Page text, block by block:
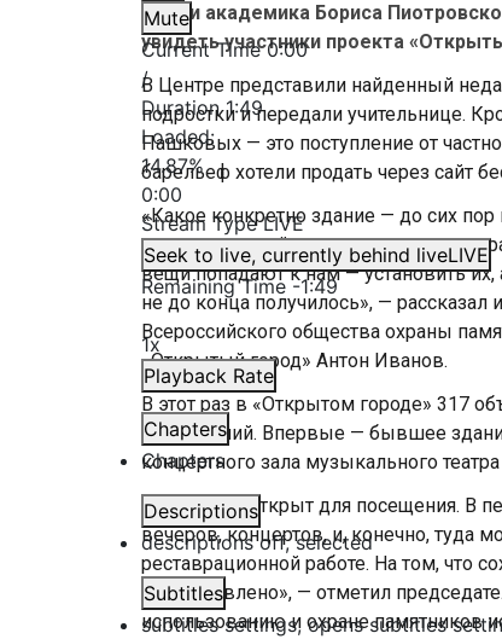
Mute
Current Time0:00
/
Duration1:49
Loaded:
14.87%
0:00
Stream TypeLIVE
Seek to live, currently behind liveLIVE
Remaining Time-1:49
1x
Playback Rate
Chapters
Chapters
Descriptions
descriptions off, selected
Subtitles
subtitles settings, opens subtitles
имени академика Бориса
увидеть участники проекта
В Центре представили найденный
подростки и передали учительнице.
Пашковых — это поступление от
барельеф хотели продать через сайт
«Какое конкретно здание — до сих
предположений, это тоже интересная
вещи попадают к нам — установить их,
не до конца получилось», — рассказал
Всероссийского общества охраны
«Открытый город» Антон Иванов.
В этот раз в «Открытом городе» 317
учреждений. Впервые — бывшее
концертного зала музыкального
«Он еще не открыт для посещения. В
вечеров, концертов, и, конечно, туда
реставрационной работе. На том, что
восстановлено», — отметил
использованию и охране памятников